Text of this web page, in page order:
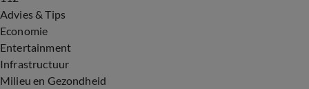
Advies & Tips
Economie
Entertainment
Infrastructuur
Milieu en Gezondheid